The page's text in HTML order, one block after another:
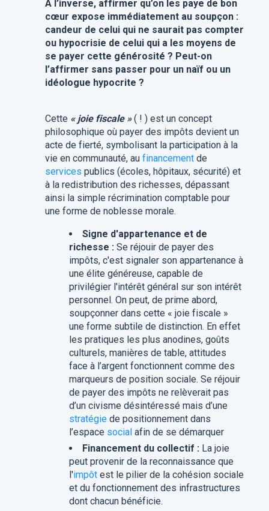
À l’inverse, affirmer qu’on les paye de bon
cœur expose immédiatement au soupçon :
candeur de celui qui ne saurait pas compter
ou hypocrisie de celui qui a les moyens de
se payer cette générosité ? Peut-on
l’affirmer sans passer pour un naïf ou un
idéologue hypocrite ?
Cette « joie fiscale »( ! ) est un concept
philosophique où payer des impôts devient un
acte de fierté, symbolisant la participation à la
vie en communauté, au financementde
services publics (écoles, hôpitaux, sécurité) et
à la redistribution des richesses, dépassant
ainsi la simple récrimination comptable pour
une forme de noblesse morale.
Signe d'appartenance et de
richesse :Se réjouir de payer des
impôts, c'est signaler son appartenance à
une élite généreuse, capable de
privilégier l'intérêt général sur son intérêt
personnel. On peut, de prime abord,
soupçonner dans cette « joie fiscale »
une forme subtile de distinction. En effet
les pratiques les plus anodines, goûts
culturels, manières de table, attitudes
face à l’argent fonctionnent comme des
marqueurs de position sociale. Se réjouir
de payer des impôts ne relèverait pas
d’un civisme désintéressé mais d’une
stratégiede positionnement dans
l’espace socialafin de se démarquer
Financement du collectif :La joie
peut provenir de la reconnaissance que
l'impôtest le pilier de la cohésion sociale
et du fonctionnement des infrastructures
dont chacun bénéficie.